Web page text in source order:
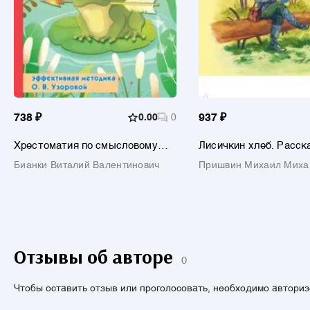
738 ₽ 0.00 0
Хрестоматия по смысловому
Бианки Виталий Валентинович
937 ₽
Лисичкин хлеб.
Пришвин Михаил
Отзывы об авторе 0
Чтобы оставить отзыв или проголосовать, необходимо